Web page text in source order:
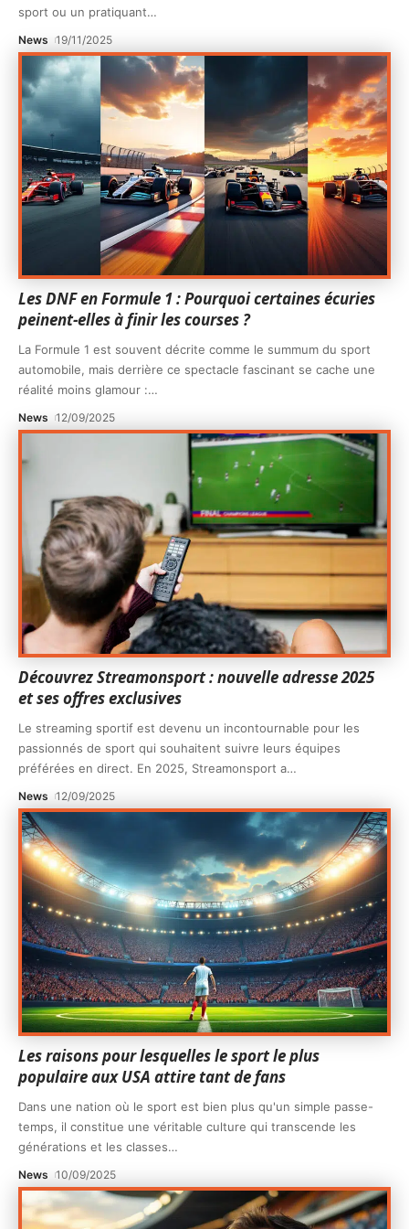
sport ou un pratiquant…
News 19/11/2025
Les DNF en Formule 1 : Pourquoi certaines écuries
peinent-elles à finir les courses ?
La Formule 1 est souvent décrite comme le summum du sport
automobile, mais derrière ce spectacle fascinant se cache une
réalité moins glamour :…
News 12/09/2025
Découvrez Streamonsport : nouvelle adresse 2025
et ses offres exclusives
Le streaming sportif est devenu un incontournable pour les
passionnés de sport qui souhaitent suivre leurs équipes
préférées en direct. En 2025, Streamonsport a…
News 12/09/2025
Les raisons pour lesquelles le sport le plus
populaire aux USA attire tant de fans
Dans une nation où le sport est bien plus qu'un simple passe-
temps, il constitue une véritable culture qui transcende les
générations et les classes…
News 10/09/2025